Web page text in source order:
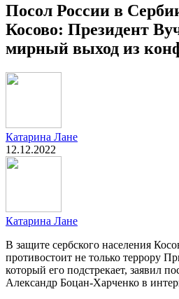
Посол России в
Косово: Президент
мирный выход из
Катарина Лане
12.12.2022
Катарина Лане
В защите сербского населения
противостоит не только террору
который его подстрекает, заявил
Александр Боцан-Харченко в